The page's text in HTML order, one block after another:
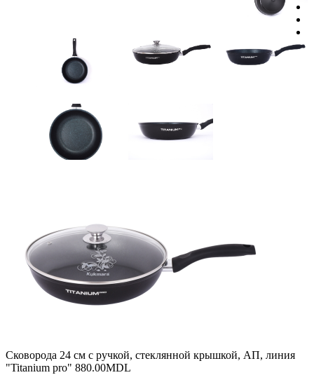
Сковорода 24 см с ручкой, стеклянной крышкой, АП, линия
"Titanium pro" 880.00MDL